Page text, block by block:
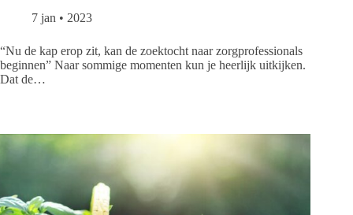
7 jan • 2023
“Nu de kap erop zit, kan de zoektocht naar zorgprofessionals
beginnen” Naar sommige momenten kun je heerlijk uitkijken.
Dat de…